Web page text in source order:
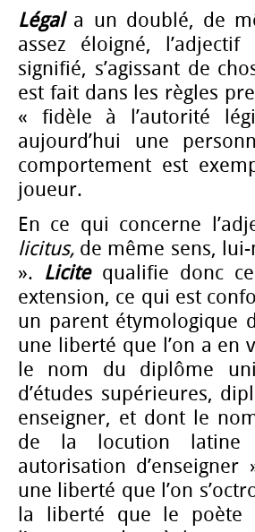
Légal a un doublé, de
assez éloigné, l’adjectif
signifié, s’agissant de
est fait dans les règles
« fidèle à l’autorité
aujourd’hui une
comportement est
joueur.
En ce qui concerne
licitus, de même sens,
». Licite qualifie donc
extension, ce qui est
un parent étymologique
une liberté que l’on a en
le nom du diplôme
d’études supérieures,
enseigner, et dont le
de la locution latine
autorisation d’enseigner
une liberté que l’on
la liberté que le poète